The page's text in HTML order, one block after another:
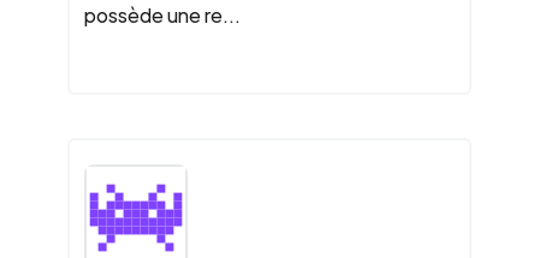
possède une re...